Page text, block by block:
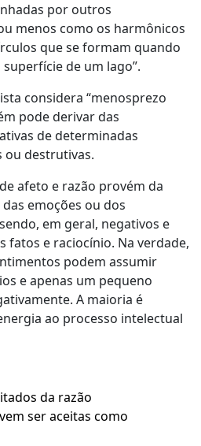
por outros
menos como os harmônicos
que se formam quando
de um lago”.
considera “menosprezo
pode derivar das
de determinadas
ou destrutivas.
afeto e razão provém da
emoções ou dos
em geral, negativos e
fatos e raciocínio. Na verdade,
podem assumir
e apenas um pequeno
A maioria é
ao processo intelectual
da razão
ser aceitas como